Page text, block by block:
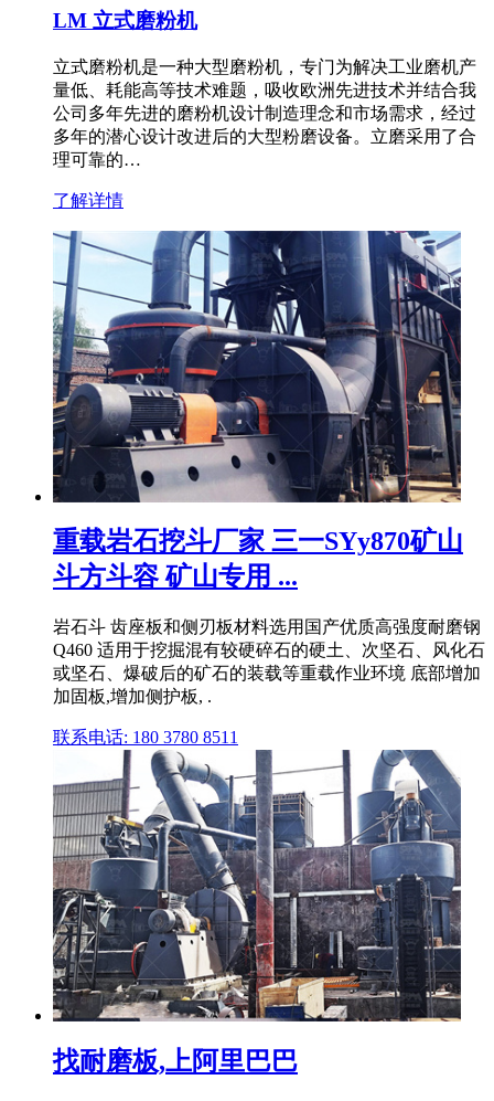
LM 立式磨粉机
立式磨粉机是一种大型磨粉机，专门为解决工业磨机产
量低、耗能高等技术难题，吸收欧洲先进技术并结合我
公司多年先进的磨粉机设计制造理念和市场需求，经过
多年的潜心设计改进后的大型粉磨设备。立磨采用了合
理可靠的…
了解详情
重载岩石挖斗厂家 三一SYy870矿山
斗方斗容 矿山专用 ...
岩石斗 齿座板和侧刃板材料选用国产优质高强度耐磨钢
Q460 适用于挖掘混有较硬碎石的硬土、次坚石、风化石
或坚石、爆破后的矿石的装载等重载作业环境 底部增加
加固板,增加侧护板, .
联系电话: 180 3780 8511
找耐磨板,上阿里巴巴